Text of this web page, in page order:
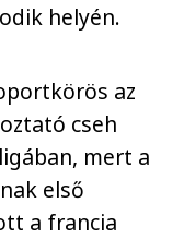
helyén.
az
cseh
mert a
első
a francia